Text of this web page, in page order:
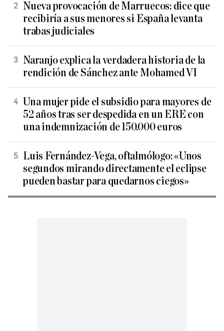
Nueva provocación de Marruecos: dice que
recibiría a sus menores si España levanta
trabas judiciales
Naranjo explica la verdadera historia de la
rendición de Sánchez ante Mohamed VI
Una mujer pide el subsidio para mayores de
52 años tras ser despedida en un ERE con
una indemnización de 150.000 euros
Luis Fernández-Vega, oftalmólogo: «Unos
segundos mirando directamente el eclipse
pueden bastar para quedarnos ciegos»